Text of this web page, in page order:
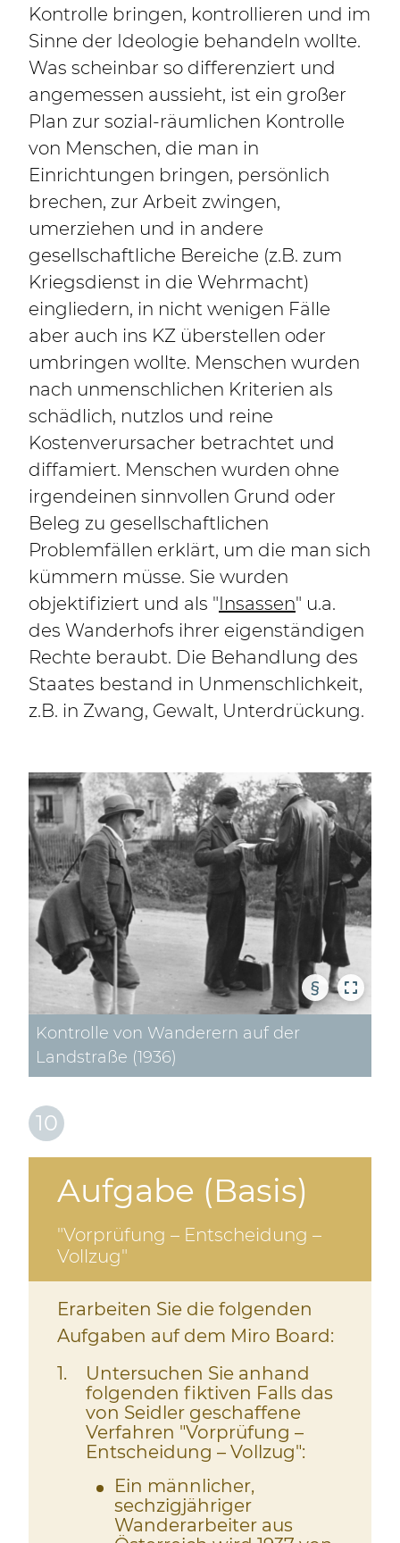
Kontrolle bringen, kontrollieren und im
Sinne der Ideologie behandeln wollte.
Was scheinbar so differenziert und
angemessen aussieht, ist ein großer
Plan zur sozial-räumlichen Kontrolle
von Menschen, die man in
Einrichtungen bringen, persönlich
brechen, zur Arbeit zwingen,
umerziehen und in andere
gesellschaftliche Bereiche (z.B. zum
Kriegsdienst in die Wehrmacht)
eingliedern, in nicht wenigen Fälle
aber auch ins KZ überstellen oder
umbringen wollte. Menschen wurden
nach unmenschlichen Kriterien als
schädlich, nutzlos und reine
Kostenverursacher betrachtet und
diffamiert. Menschen wurden ohne
irgendeinen sinnvollen Grund oder
Beleg zu gesellschaftlichen
Problemfällen erklärt, um die man sich
kümmern müsse. Sie wurden
objektifiziert und als "Insassen" u.a.
des Wanderhofs ihrer eigenständigen
Rechte beraubt. Die Behandlung des
Staates bestand in Unmenschlichkeit,
z.B. in Zwang, Gewalt, Unterdrückung.
§
Kontrolle von Wanderern auf der
Landstraße (1936)
10
Aufgabe (Basis)
"Vorprüfung – Entscheidung –
Vollzug"
Erarbeiten Sie die folgenden
Aufgaben auf dem Miro Board:
1
Untersuchen Sie anhand
folgenden fiktiven Falls das
von Seidler geschaffene
Verfahren "Vorprüfung –
Entscheidung – Vollzug":
Ein männlicher,
sechzigjähriger
Wanderarbeiter aus